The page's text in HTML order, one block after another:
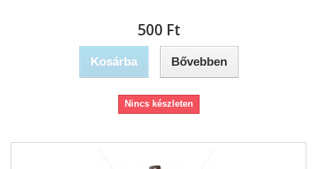
500 Ft‎
Kosárba Bővebben
Nincs készleten